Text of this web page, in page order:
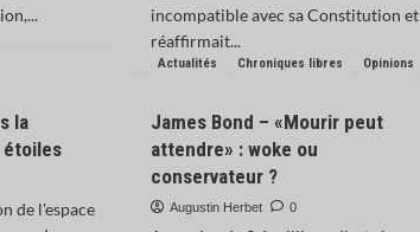
incompatible avec sa Constitution et
réaffirmait...
la
étoiles
de l'espace
Actualités Chroniques libres Opinions
James Bond – «Mourir peut
attendre» : woke ou
conservateur ?
Augustin Herbet 0